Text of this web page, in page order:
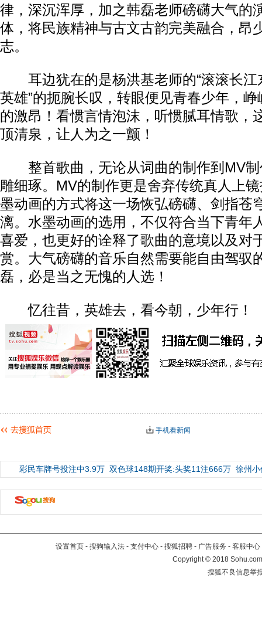
律，深沉浑厚，加之韩磊老师磅礴大气的
体，将民族精神与古文古韵完美融合，昂
志。
耳边犹在的是杨洪基老师的“滚滚长江
英雄”的扼腕长叹，转眼便见青春少年，
的激昂！看惯言情泡沫，听惯腻耳情歌，
顶清泉，让人为之一颤！
整首歌曲，无论从词曲的制作到MV制
雕细琢。MV的制作更是舍弃传统真人上
墨动画的方式将这一场恢弘磅礴、剑指苍
漓。水墨动画的选用，不仅符合当下青年
喜爱，也更好的诠释了歌曲的意境以及对
赏。大气磅礴的音乐自然需要能自由驾驭
磊，必是当之无愧的人选！
忆往昔，英雄去，看今朝，少年行！
手机看新闻
彩民车牌号投注中3.9万 双色球148期开奖:头奖11注666万 徐州
设置首页 - 搜狗输入法 - 支付中心 - 搜狐招聘 - 广告服务 - 客服中心
Copyright©2018
搜狐不良信息举